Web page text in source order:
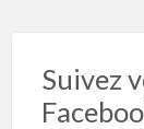
Suivez